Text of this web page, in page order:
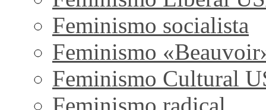
Feminismo socialista
Feminismo
Feminismo Cultural